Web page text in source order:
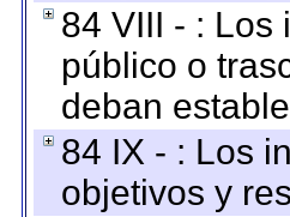
84 VIII - : Los
público o
deban
84 IX - : Los
objetivos y